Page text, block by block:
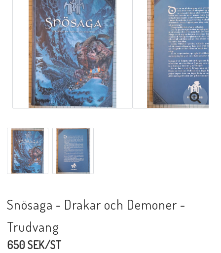
Snösaga - Drakar och Demoner -
Trudvang
650 SEK/ST